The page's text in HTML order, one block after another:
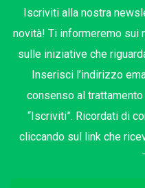
Iscriviti alla nostra
novità! Ti informeremo sui
sulle iniziative che
Inserisci l’indirizzo
consenso al
“Iscriviti”. Ricordati di
cliccando sul link che